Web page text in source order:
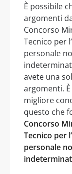
È possibile
argomenti
Concorso
Tecnico per
personale
avete una
argomenti.
migliore
questo che
Concorso
Tecnico per
personale